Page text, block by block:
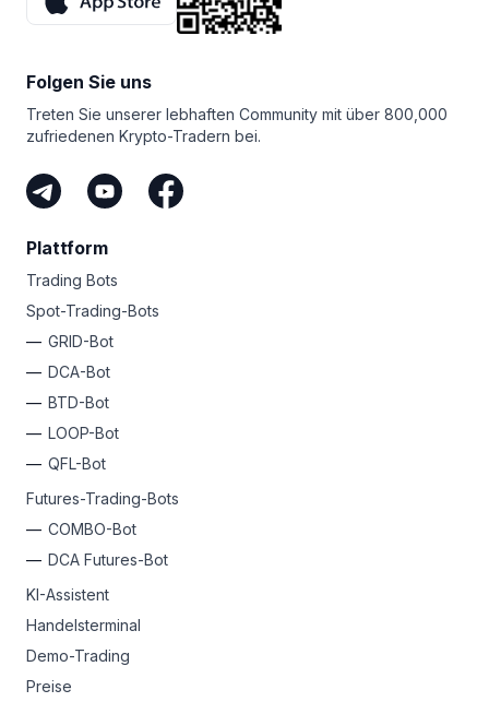
zu erzielen.
Terminal zu testen und die volle Leistung der
Folgen Sie uns
Treten Sie unserer lebhaften Community mit über 800,000
zufriedenen Krypto-Tradern bei.
Plattform
Trading Bots
Spot-Trading-Bots
GRID-Bot
DCA-Bot
BTD-Bot
LOOP-Bot
QFL-Bot
Futures-Trading-Bots
COMBO-Bot
DCA Futures-Bot
KI-Assistent
Handelsterminal
Demo-Trading
Preise